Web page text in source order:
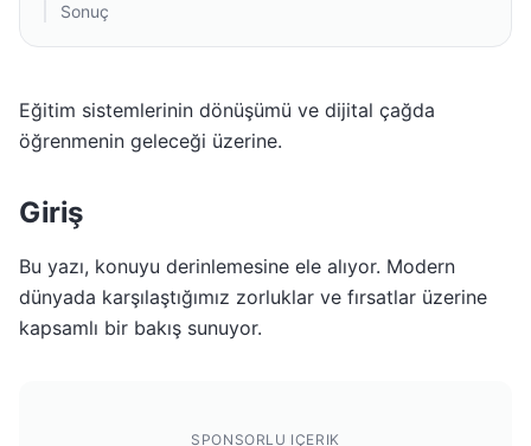
Sonuç
Eğitim sistemlerinin dönüşümü ve dijital çağda
öğrenmenin geleceği üzerine.
Giriş
Bu yazı, konuyu derinlemesine ele alıyor. Modern
dünyada karşılaştığımız zorluklar ve fırsatlar üzerine
kapsamlı bir bakış sunuyor.
SPONSORLU IÇERIK